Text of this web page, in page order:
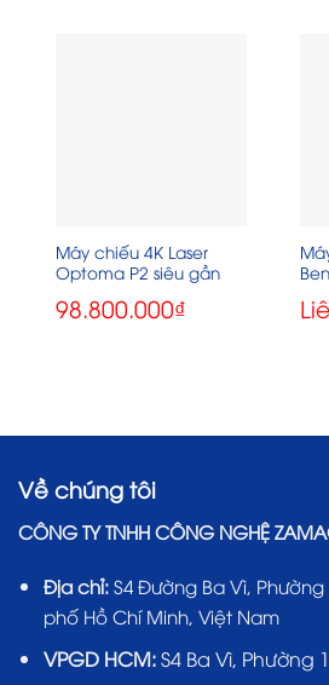
Máy chiếu 4K Laser
Optoma P2 siêu gần
98.800.000₫
Về chúng tôi
CÔNG TY TNHH CÔNG NGHỆ
Địa chỉ: S4 Đường Ba Vì, Phường
phố Hồ Chí Minh, Việt Nam
VPGD HCM:S4 Ba Vì, Phường